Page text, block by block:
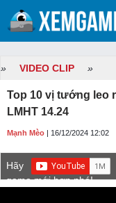
» VIDEO CLIP »
Top 10 vị tướng leo
LMHT 14.24
Mạnh Mèo | 16/12/2024 12:02
Hãy
game mới hơn nhé!